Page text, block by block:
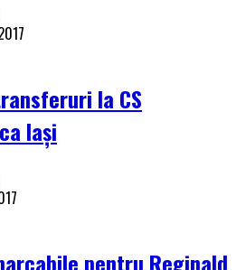
la CS
Iași
pentru Reginald